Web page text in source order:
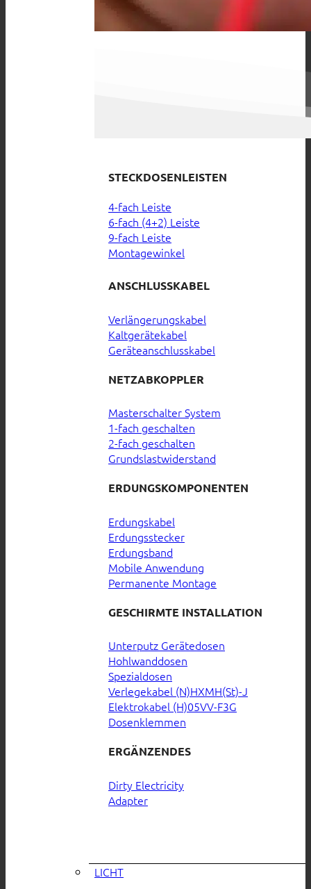
STECKDOSENLEISTEN
4-fach Leiste
6-fach (4+2) Leiste
9-fach Leiste
Montagewinkel
ANSCHLUSSKABEL
Verlängerungskabel
Kaltgerätekabel
Geräteanschlusskabel
NETZABKOPPLER
Masterschalter System
1-fach geschalten
2-fach geschalten
Grundslastwiderstand
ERDUNGSKOMPONENTEN
Erdungskabel
Erdungsstecker
Erdungsband
Mobile Anwendung
Permanente Montage
GESCHIRMTE INSTALLATION
Unterputz Gerätedosen
Hohlwanddosen
Spezialdosen
Verlegekabel (N)HXMH(St)-J
Elektrokabel (H)05VV-F3G
Dosenklemmen
ERGÄNZENDES
Dirty Electricity
Adapter
LICHT